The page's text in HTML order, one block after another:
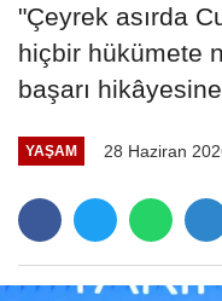
"Çeyrek asırda
hiçbir hükümete
başarı
YAŞAM 28 Haziran